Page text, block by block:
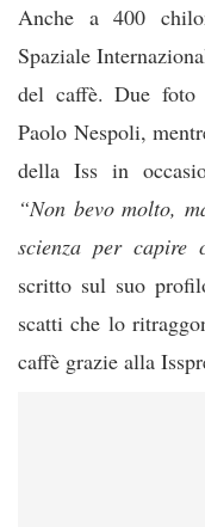
Anche a 400
Spaziale
del caffè. Due foto
Paolo Nespoli,
della Iss in
“Non bevo molto,
scienza per capire
scritto sul suo
scatti che lo
caffè grazie alla